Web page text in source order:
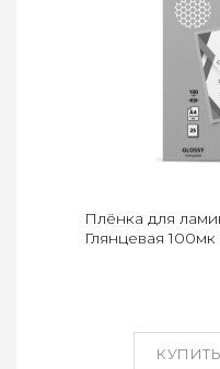
КУПИТЬ
Плёнка для
Глянцевая